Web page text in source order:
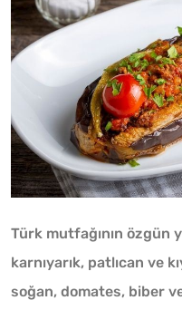
Türk mutfağının özgün
karnıyarık, patlıcan ve
soğan, domates, biber